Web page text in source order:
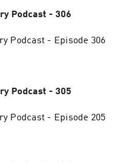
Podcast - 306
Podcast - Episode 306
Podcast - 305
Podcast - Episode 205